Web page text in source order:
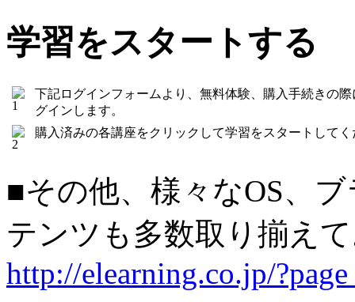
学習をスタートする
下記ログインフォームより、無料体験、購入手続きの
グインします。
購入済みの各講座をクリックして学習をスタートしてく
■その他、様々なOS、
テンツも多数取り揃え
http://elearning.co.jp/